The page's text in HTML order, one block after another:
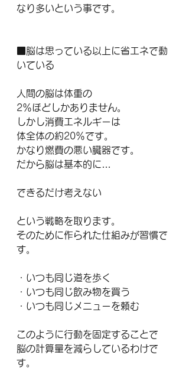
なり多いという事です。
■脳は思っている以上に省エネで動
いている
人間の脳は体重の
2％ほどしかありません。
しかし消費エネルギーは
体全体の約20％です。
かなり燃費の悪い臓器です。
だから脳は基本的に…
できるだけ考えない
という戦略を取ります。
そのために作られた仕組みが習慣で
す。
・いつも同じ道を歩く
・いつも同じ飲み物を買う
・いつも同じメニューを頼む
このように行動を固定することで
脳の計算量を減らしているわけで
す。